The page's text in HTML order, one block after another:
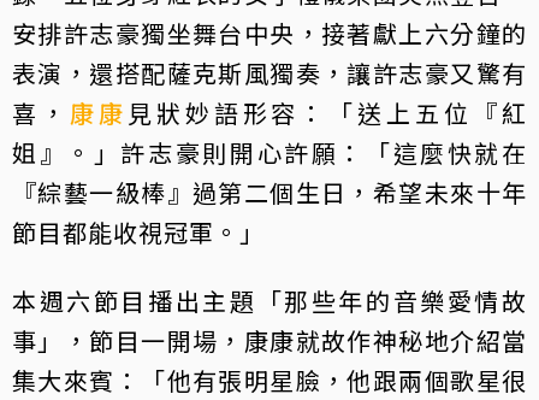
安排許志豪獨坐舞台中央，接著獻上六分鐘的
表演，還搭配薩克斯風獨奏，讓許志豪又驚有
喜， 康康 見狀妙語形容：「送上五位『紅
姐』。」許志豪則開心許願：「這麼快就在
『綜藝一級棒』過第二個生日，希望未來十年
節目都能收視冠軍。」
本週六節目播出主題「那些年的音樂愛情故
事」，節目一開場，康康就故作神秘地介紹當
集大來賓：「他有張明星臉，他跟兩個歌星很